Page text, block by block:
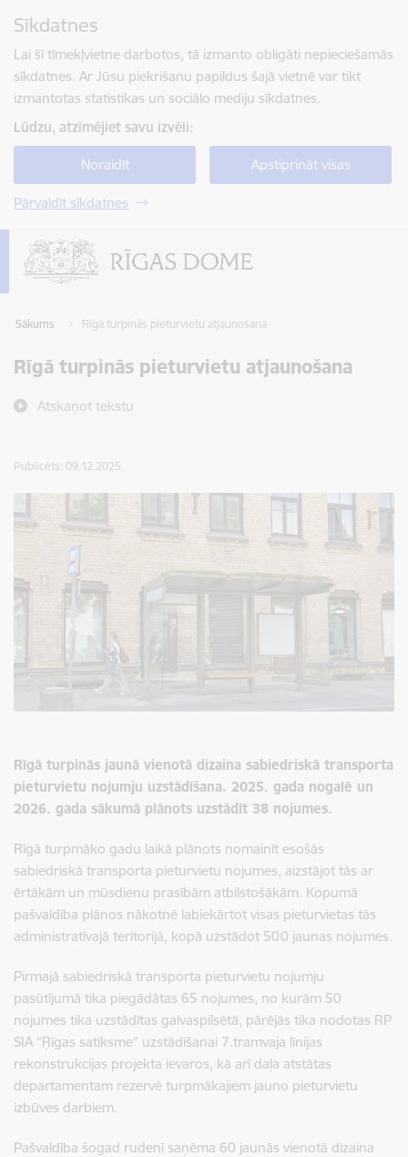
Sīkdatnes
Lai šī tīmekļvietne darbotos, tā izmanto obligāti nepieciešamās
sīkdatnes. Ar Jūsu piekrišanu papildus šajā vietnē var tikt
izmantotas statistikas un sociālo mediju sīkdatnes.
Lūdzu, atzīmējiet savu izvēli:
Noraidīt Apstiprināt visas
Pārvaldīt sīkdatnes
Sākums Rīgā turpinās pieturvietu atjaunošana
Rīgā turpinās pieturvietu atjaunošana
Atskaņot tekstu
Publicēts: 09.12.2025.
Rīgā turpinās jaunā vienotā dizaina sabiedriskā transporta
pieturvietu nojumju uzstādīšana. 2025. gada nogalē un
2026. gada sākumā plānots uzstādīt 38 nojumes.
Rīgā turpmāko gadu laikā plānots nomainīt esošās
sabiedriskā transporta pieturvietu nojumes, aizstājot tās ar
ērtākām un mūsdienu prasībām atbilstošākām. Kopumā
pašvaldība plānos nākotnē labiekārtot visas pieturvietas tās
administratīvajā teritorijā, kopā uzstādot 500 jaunas nojumes.
Pirmajā sabiedriskā transporta pieturvietu nojumju
pasūtījumā tika piegādātas 65 nojumes, no kurām 50
nojumes tika uzstādītas galvaspilsētā, pārējās tika nodotas RP
SIA “Ŗīgas satiksme” uzstādīšanai 7.tramvaja līnijas
rekonstrukcijas projekta ievaros, kā arī daļa atstātas
departamentam rezervē turpmākajiem jauno pieturvietu
izbūves darbiem.
Pašvaldība šogad rudenī saņēma 60 jaunās vienotā dizaina